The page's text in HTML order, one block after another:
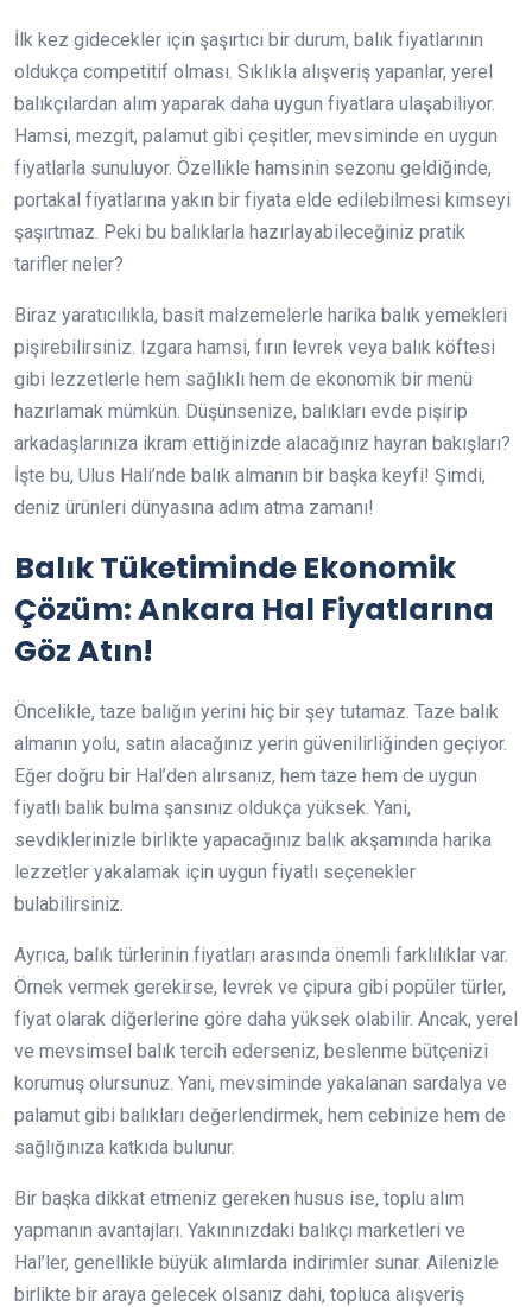
İlk kez gidecekler için şaşırtıcı bir durum, balık fiyatlarının
oldukça competitif olması. Sıklıkla alışveriş yapanlar, yerel
balıkçılardan alım yaparak daha uygun fiyatlara ulaşabiliyor.
Hamsi, mezgit, palamut gibi çeşitler, mevsiminde en uygun
fiyatlarla sunuluyor. Özellikle hamsinin sezonu geldiğinde,
portakal fiyatlarına yakın bir fiyata elde edilebilmesi kimseyi
şaşırtmaz. Peki bu balıklarla hazırlayabileceğiniz pratik
tarifler neler?
Biraz yaratıcılıkla, basit malzemelerle harika balık yemekleri
pişirebilirsiniz. Izgara hamsi, fırın levrek veya balık köftesi
gibi lezzetlerle hem sağlıklı hem de ekonomik bir menü
hazırlamak mümkün. Düşünsenize, balıkları evde pişirip
arkadaşlarınıza ikram ettiğinizde alacağınız hayran bakışları?
İşte bu, Ulus Hali’nde balık almanın bir başka keyfi! Şimdi,
deniz ürünleri dünyasına adım atma zamanı!
Balık Tüketiminde Ekonomik
Çözüm: Ankara Hal Fiyatlarına
Göz Atın!
Öncelikle, taze balığın yerini hiç bir şey tutamaz. Taze balık
almanın yolu, satın alacağınız yerin güvenilirliğinden geçiyor.
Eğer doğru bir Hal’den alırsanız, hem taze hem de uygun
fiyatlı balık bulma şansınız oldukça yüksek. Yani,
sevdiklerinizle birlikte yapacağınız balık akşamında harika
lezzetler yakalamak için uygun fiyatlı seçenekler
bulabilirsiniz.
Ayrıca, balık türlerinin fiyatları arasında önemli farklılıklar var.
Örnek vermek gerekirse, levrek ve çipura gibi popüler türler,
fiyat olarak diğerlerine göre daha yüksek olabilir. Ancak, yerel
ve mevsimsel balık tercih ederseniz, beslenme bütçenizi
korumuş olursunuz. Yani, mevsiminde yakalanan sardalya ve
palamut gibi balıkları değerlendirmek, hem cebinize hem de
sağlığınıza katkıda bulunur.
Bir başka dikkat etmeniz gereken husus ise, toplu alım
yapmanın avantajları. Yakınınızdaki balıkçı marketleri ve
Hal’ler, genellikle büyük alımlarda indirimler sunar. Ailenizle
birlikte bir araya gelecek olsanız dahi, topluca alışveriş